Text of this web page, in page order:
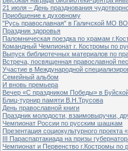
21 июля – День празднования
Приобщение к духовному
"Русь православная" в Галичской МО
Праздник здоровья
Паломническая поездка по храмам
Командный Чемпионат г. Костромы по
Выпуск библиотечных материалов по
Встреча, посвященная православной
Участие в Международной
Семейный альбом
И вновь премьера
Вечер «С праздником Победы» в
Блиц-турнир памяти В.Н.Трусова
День православной книги
Праздник молодости, взаимовыручки,
Чемпионат России по русским шашкам
Презентация социокультурного проекта
III Параспартакиада на призы
Чемпионат и Первенство г.Костромы по